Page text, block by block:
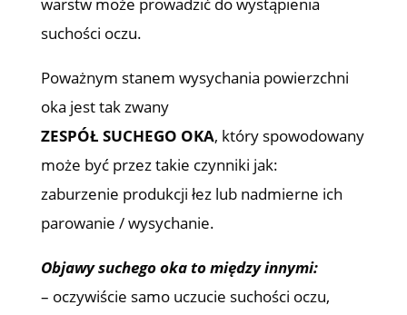
warstw może prowadzić do wystąpienia
suchości oczu.
Poważnym stanem wysychania powierzchni
oka jest tak zwany
ZESPÓŁ SUCHEGO OKA, który spowodowany
może być przez takie czynniki jak:
zaburzenie produkcji łez lub nadmierne ich
parowanie / wysychanie.
Objawy suchego oka to między innymi:
– oczywiście samo uczucie suchości oczu,